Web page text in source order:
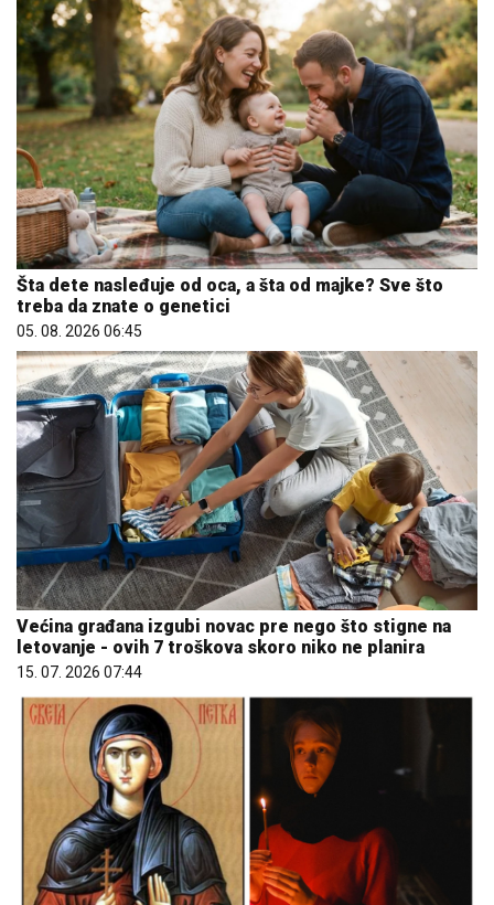
Šta dete nasleđuje od oca, a šta od majke? Sve što
treba da znate o genetici
05. 08. 2026 06:45
Većina građana izgubi novac pre nego što stigne na
letovanje - ovih 7 troškova skoro niko ne planira
15. 07. 2026 07:44